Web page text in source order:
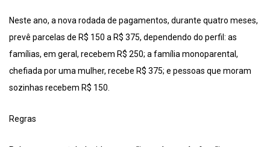
Neste ano, a nova rodada de pagamentos, durante quatro meses,
prevê parcelas de R$ 150 a R$ 375, dependendo do perfil: as
famílias, em geral, recebem R$ 250; a família monoparental,
chefiada por uma mulher, recebe R$ 375; e pessoas que moram
sozinhas recebem R$ 150.
Regras